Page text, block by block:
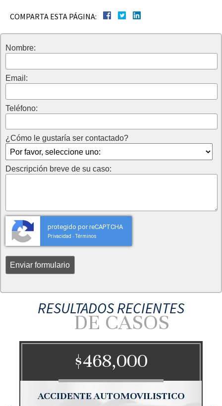
COMPARTA ESTA PÁGINA:
Nombre:
Email:
Teléfono:
¿Cómo le gustaría ser contactado?
Descripción breve de su caso:
protegido por reCAPTCHA
Privacidad - Términos
RESULTADOS RECIENTES
DE CASOS
$468,000
ACCIDENTE AUTOMOVILISTICO